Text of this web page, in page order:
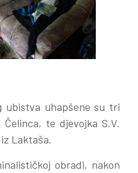
ubistva uhapšene su tri
te djevojka S.V.
Laktaša.
obradi, nakon